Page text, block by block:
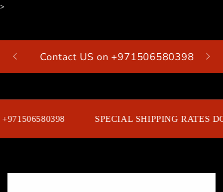
>
Contact US on +971506580398 Cart
SPECIAL SHIPPING RATES